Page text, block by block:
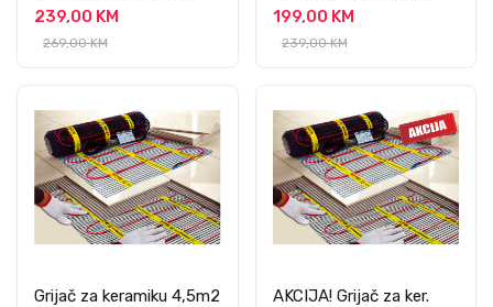
PROFESSIONAL
239,00 KM
269,00 KM
PROFESSIONAL
199,00 KM
239,00 KM
Grijač za keramiku 4,5m2
AKCIJA! Grijač za ker.